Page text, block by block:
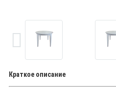
Краткое описание